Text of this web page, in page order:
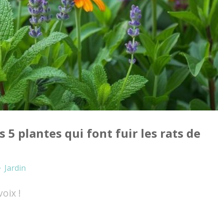
5 plantes qui font fuir les rats de
Jardin
!